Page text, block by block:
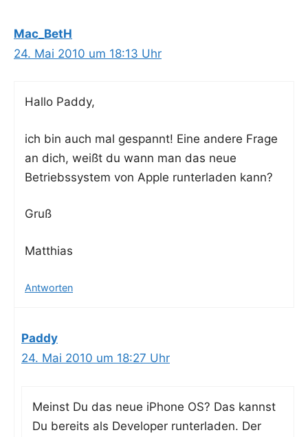
Mac_BetH
24. Mai 2010 um 18:13 Uhr
Hal­lo Paddy,
ich bin auch mal gespannt! Eine ande­re Fra­ge
an dich, weißt du wann man das neue
Betriebs­sys­tem von Apple run­ter­la­den kann?
Gruß
Mat­thi­as
Antworten
Paddy
24. Mai 2010 um 18:27 Uhr
Meinst Du das neue iPho­ne OS? Das kannst
Du bereits als Deve­lo­per run­ter­la­den. Der